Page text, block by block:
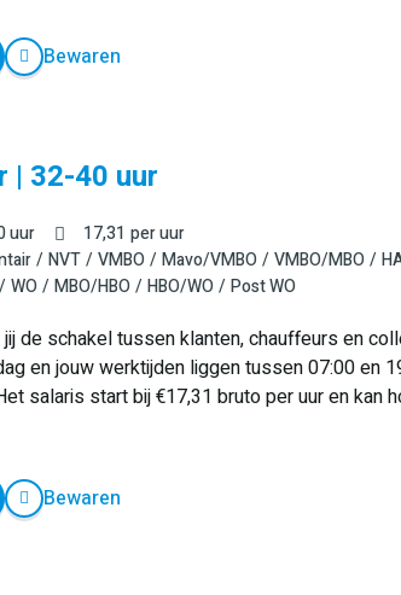
Bewaren
| 32-40 uur
uur 17,31 per uur
NVT VMBO Mavo/VMBO VMBO/MBO
WO MBO/HBO HBO/WO Post WO
de schakel tussen klanten, chauffeurs en
en jouw werktijden liggen tussen 07:00 en
salaris start bij €17,31 bruto per uur en kan
Bewaren